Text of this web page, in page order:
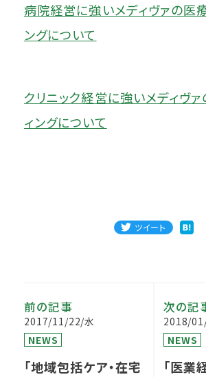
病院経営に強いメディヴァの医
ングについて
クリニック経営に強いメディヴ
ィングについて
ツイート
前の記事
2017/11/22/水
NEWS
「地域包括ケア・在宅
次の記
2018/
NEWS
「医業